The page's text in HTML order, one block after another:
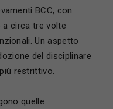
BCC, con
circa tre volte
Un aspetto
del disciplinare
restrittivo.
quelle